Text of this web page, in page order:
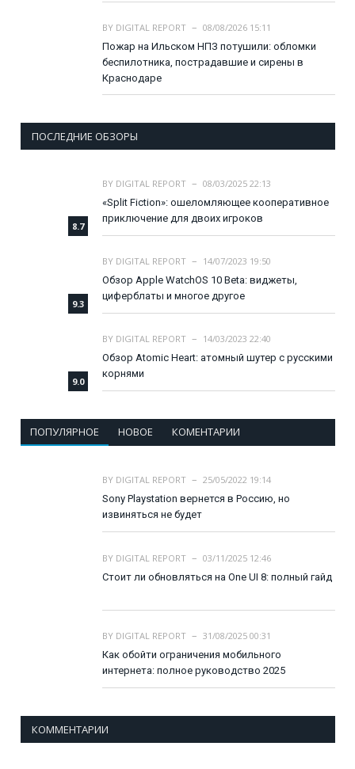
BY DIGITAL REPORT
08/08/2026 15:11
Пожар на Ильском НПЗ потушили: обломки
беспилотника, пострадавшие и сирены в
Краснодаре
ПОСЛЕДНИЕ ОБЗОРЫ
8.7
BY DIGITAL REPORT
08/03/2025 22:13
«Split Fiction»: ошеломляющее кооперативное
приключение для двоих игроков
9.3
BY DIGITAL REPORT
14/07/2023 19:50
Обзор Apple WatchOS 10 Beta: виджеты,
циферблаты и многое другое
9.0
BY DIGITAL REPORT
14/03/2023 22:40
Обзор Atomic Heart: атомный шутер с русскими
корнями
ПОПУЛЯРНОЕ НОВОЕ КОМЕНТАРИИ
BY DIGITAL REPORT
25/05/2022 19:14
Sony Playstation вернется в Россию, но
извиняться не будет
BY DIGITAL REPORT
03/11/2025 12:46
Стоит ли обновляться на One UI 8: полный гайд
BY DIGITAL REPORT
31/08/2025 00:31
Как обойти ограничения мобильного
интернета: полное руководство 2025
КОММЕНТАРИИ